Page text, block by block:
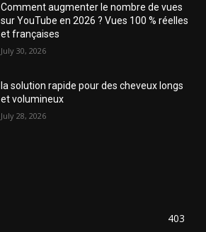
Comment augmenter le nombre de vues
sur YouTube en 2026 ? Vues 100 % réelles
et françaises
July 30, 2026
la solution rapide pour des cheveux longs
et volumineux
July 28, 2026
403